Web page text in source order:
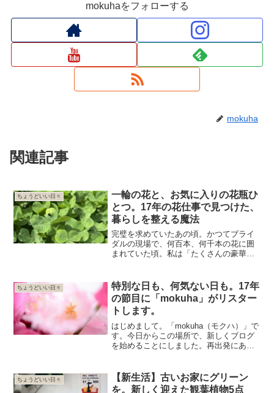
mokuhaをフォローする
mokuha
関連記事
ちょうどいい日々
一輪の花と、お気に入りの花瓶ひ
とつ。17年の花仕事で見つけた、
暮らしを整える魔法
完璧を求めていたあの頃。かつてブライ
ダルの現場で、何百本、何千本の花に囲
まれていた頃。私は「たくさんの豪華な
た。若いながらもプロとしての誇りと責
任、そして緊張感。それはそ...
ちょうどいい日々
特別な日も、何気ない日も。17年
の節目に「mokuha」がリスター
トします。
はじめまして。「mokuha（モクハ）」で
す。今日からこの場所で、新しくブログ
を始めることにしました。再出発にあた
せてください。「一人ひとりに寄り添い
たい」と願った独立...
ちょうどいい日々
【新生活】古いお家にグリーン
を。新しく迎えた観葉植物5点